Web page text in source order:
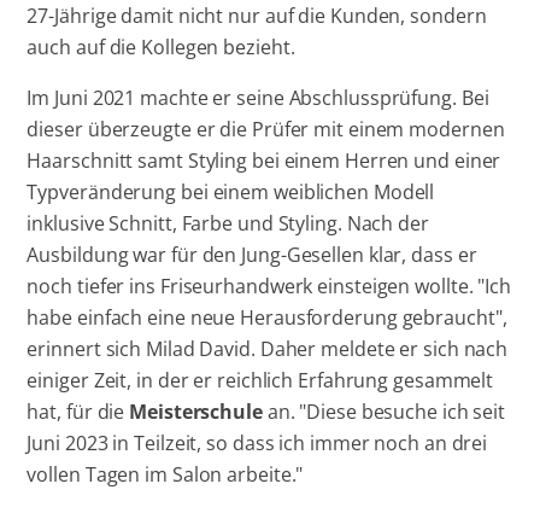
27-Jährige damit nicht nur auf die Kunden, sondern
auch auf die Kollegen bezieht.
Im Juni 2021 machte er seine Abschlussprüfung. Bei
dieser überzeugte er die Prüfer mit einem modernen
Haarschnitt samt Styling bei einem Herren und einer
Typveränderung bei einem weiblichen Modell
inklusive Schnitt, Farbe und Styling. Nach der
Ausbildung war für den Jung-Gesellen klar, dass er
noch tiefer ins Friseurhandwerk einsteigen wollte. "Ich
habe einfach eine neue Herausforderung gebraucht",
erinnert sich Milad David. Daher meldete er sich nach
einiger Zeit, in der er reichlich Erfahrung gesammelt
hat, für die Meisterschulean. "Diese besuche ich seit
Juni 2023 in Teilzeit, so dass ich immer noch an drei
vollen Tagen im Salon arbeite."